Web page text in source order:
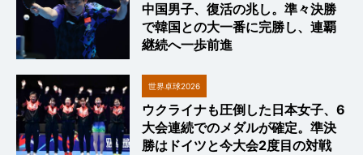
中国男子、復活の兆し。準々決勝
で韓国との大一番に完勝し、連覇
継続へ一歩前進
世界卓球2026
ウクライナも圧倒した日本女子、6
大会連続でのメダルが確定。準決
勝はドイツと今大会2度目の対戦